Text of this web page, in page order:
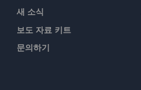
새 소식
보도 자료 키트
문의하기